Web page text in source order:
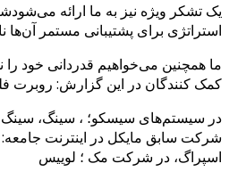
تشکر ویژه نیز به ما ارائه
برای پشتیبانی مستمر آن‌ها
همچنین می‌خواهیم قدردانی خود را
کنندگان در این گزارش: روبرت
سیستم‌های سیسکو؛ ، سینگ، سینگ و
سابق مایکل در اینترنت جامعه:
در شرکت مک ؛ لوییس